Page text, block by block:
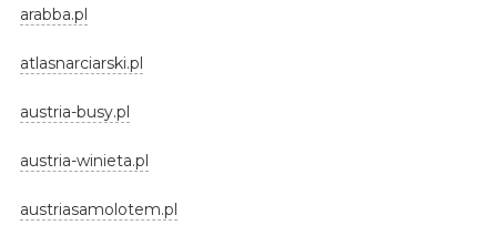
arabba.pl
atlasnarciarski.pl
austria-busy.pl
austria-winieta.pl
austriasamolotem.pl